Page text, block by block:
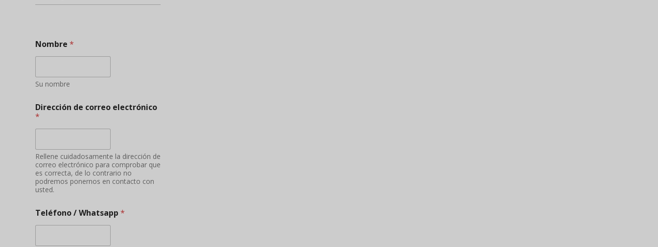
Nombre *
Su nombre
Dirección de correo electrónico
*
Rellene cuidadosamente la dirección de
correo electrónico para comprobar que
es correcta, de lo contrario no
podremos ponernos en contacto con
usted.
Teléfono / Whatsapp *